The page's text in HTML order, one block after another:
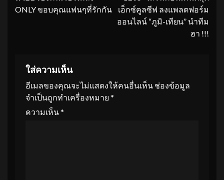
ONLY ขอบคุณแฟนๆที่รักกัน
เอ็กซ์คูลซีฟ ลงแพลตฟอร์ม
ออนไลน์ “ภูมิ-เทียน” นำทีม
ฮา !!!
ใส่ความเห็น
อีเมลของคุณจะไม่แสดงให้คนอื่นเห็น ช่องข้อมูล
จำเป็นถูกทำเครื่องหมาย *
ความเห็น*